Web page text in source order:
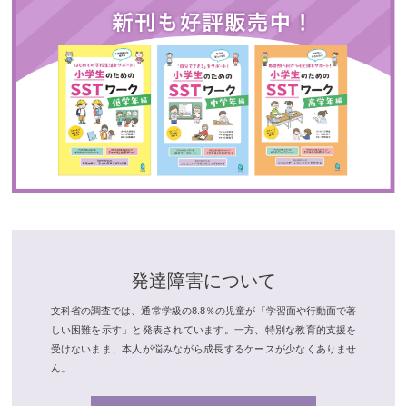
発達障害について
文科省の調査では、通常学級の8.8％の児童が「学習面や行動面で著
しい困難を示す」と発表されています。一方、特別な教育的支援を
受けないまま、本人が悩みながら成長するケースが少なくありませ
ん。